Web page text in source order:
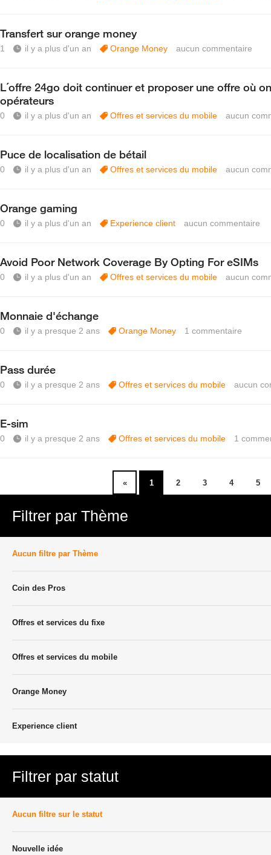
Transfert sur orange money
1 il y a plus d'un an Orange Money aucun commentaire
L´offre 24go doit continuer et proposer une offre où
opérateurs
0 il y a plus d'un an Offres et services du mobile aucun
Puce de localisation de bétail
0 il y a plus d'un an Offres et services du mobile aucun
Orange gaming
0 il y a plus d'un an Experience client aucun commentaire
Avoid Poor Network Coverage By Opting For eSIMs
0 il y a plus d'un an Offres et services du mobile aucun
Monnaie d'échange
0 il y a presque 2 ans Orange Money 1 commentaire
Pass durée
0 il y a presque 2 ans Offres et services du mobile aucun
E-sim
0 il y a presque 2 ans Offres et services du mobile 1
« 1 2 3 4 5
Filtrer par Thème
Aucun filtre par Thème
Coin des Pros
Offres et services du fixe
Offres et services du mobile
Orange Money
Experience client
Filtrer par statut
Aucun filtre sur le statut
Nouvelle idée